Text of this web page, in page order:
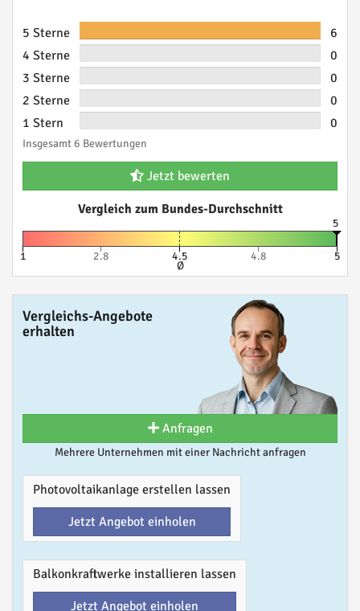
5 Sterne
6
4 Sterne
0
3 Sterne
0
2 Sterne
0
1 Stern
0
Insgesamt 6 Bewertungen
Jetzt bewerten
Vergleich zum Bundes-Durchschnitt
5
1 2.8 4.5
Ø
4.8 5
Vergleichs-Angebote
erhalten
Anfragen
Mehrere Unternehmen mit einer Nachricht anfragen
Photovoltaikanlage erstellen lassen
Jetzt Angebot einholen
Balkonkraftwerke installieren lassen
Jetzt Angebot einholen